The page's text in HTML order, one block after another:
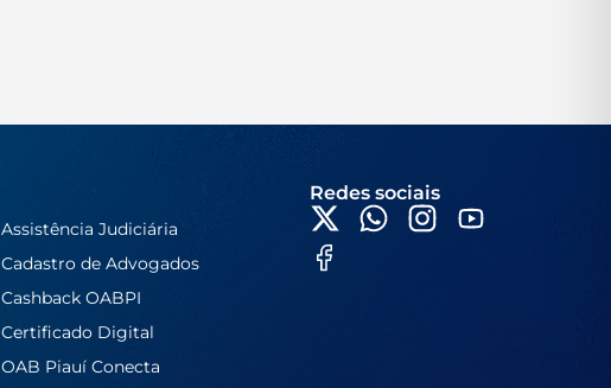
Assistência Judiciária
Cadastro de Advogados
Cashback OABPI
Certificado Digital
OAB Piauí Conecta
Redes sociais